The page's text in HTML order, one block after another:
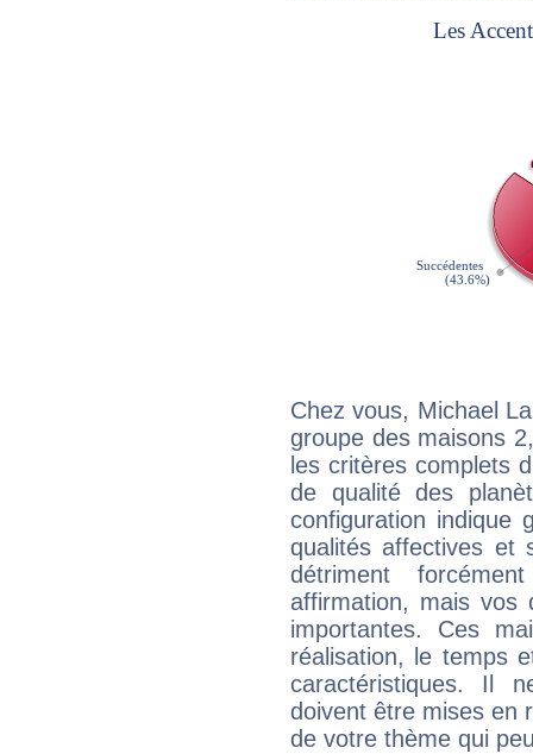
Chez vous, Michael
groupe des maisons
les critères complets
de qualité des
configuration indique
qualités affectives et
détriment
affirmation, mais
importantes. Ces
réalisation, le temps
caractéristiques. Il
doivent être mises en
de votre thème qui